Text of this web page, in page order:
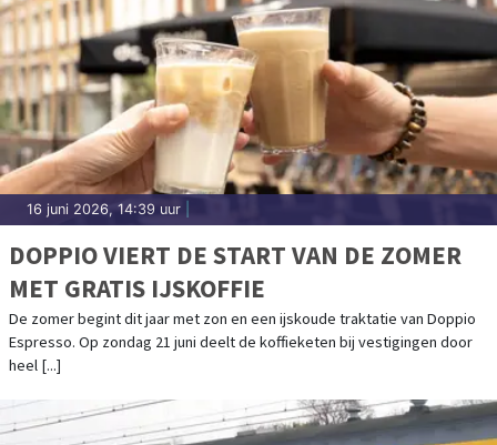
16 juni 2026, 14:39 uur
DOPPIO VIERT DE START VAN DE ZOMER
MET GRATIS IJSKOFFIE
De zomer begint dit jaar met zon en een ijskoude traktatie van Doppio
Espresso. Op zondag 21 juni deelt de koffieketen bij vestigingen door
heel [...]